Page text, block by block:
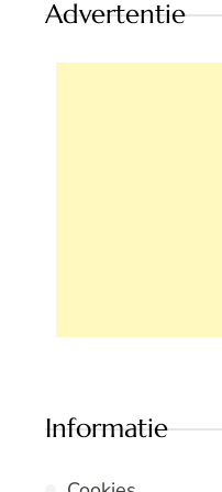
Advertentie
Informatie